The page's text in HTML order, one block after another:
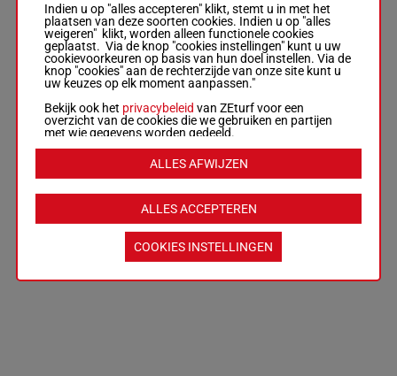
Indien u op "alles accepteren" klikt, stemt u in met het
plaatsen van deze soorten cookies. Indien u op "alles
weigeren" klikt, worden alleen functionele cookies
geplaatst. Via de knop "cookies instellingen" kunt u uw
cookievoorkeuren op basis van hun doel instellen. Via de
knop "cookies" aan de rechterzijde van onze site kunt u
uw keuzes op elk moment aanpassen."
Bekijk ook het privacybeleid van ZEturf voor een
overzicht van de cookies die we gebruiken en partijen
met wie gegevens worden gedeeld.
ALLES ACCEPTEREN
ALLES AFWIJZEN
COOKIES INSTELLINGEN